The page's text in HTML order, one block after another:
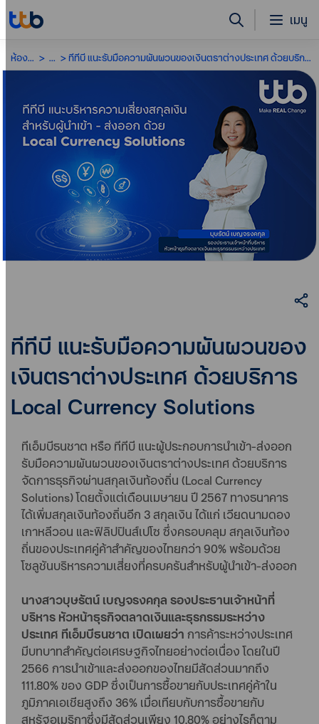
เมนู
ห้องข่าว ... ทีทีบี แนะรับมือความผันผวนของเงินตราต่างประเทศ ด้วยบริการ Local Currency Solutions
ทีทีบี แนะรับมือความผันผวนของ
เงินตราต่างประเทศ ด้วยบริการ
Local Currency Solutions
ทีเอ็มบีธนชาต หรือ ทีทีบี แนะผู้ประกอบการนำเข้า-ส่งออก
รับมือความผันผวนของเงินตราต่างประเทศ ด้วยบริการ
จัดการธุรกิจผ่านสกุลเงินท้องถิ่น (Local Currency
Solutions) โดยตั้งแต่เดือนเมษายน ปี 2567 ทางธนาคาร
ได้เพิ่มสกุลเงินท้องถิ่นอีก 3 สกุลเงิน ได้แก่ เวียดนามดอง
เกาหลีวอน และฟิลิปปินส์เปโซ ซึ่งครอบคลุม สกุลเงินท้อง
ถิ่นของประเทศคู่ค้าสำคัญของไทยกว่า 90% พร้อมด้วย
โซลูชันบริหารความเสี่ยงที่ครบครันสำหรับผู้นำเข้า-ส่งออก
นางสาวบุษรัตน์ เบญจรงคกุล รองประธานเจ้าหน้าที่
บริหาร หัวหน้าธุรกิจตลาดเงินและธุรกรรมระหว่าง
ประเทศ ทีเอ็มบีธนชาต เปิดเผยว่า การค้าระหว่างประเทศ
มีบทบาทสำคัญต่อเศรษฐกิจไทยอย่างต่อเนื่อง โดยในปี
2566 การนำเข้าและส่งออกของไทยมีสัดส่วนมากถึง
111.80% ของ GDP ซึ่งเป็นการซื้อขายกับประเทศคู่ค้าใน
ภูมิภาคเอเชียสูงถึง 36% เมื่อเทียบกับการซื้อขายกับ
สหรัฐอเมริกาซึ่งมีสัดส่วนเพียง 10.80% อย่างไรก็ตาม